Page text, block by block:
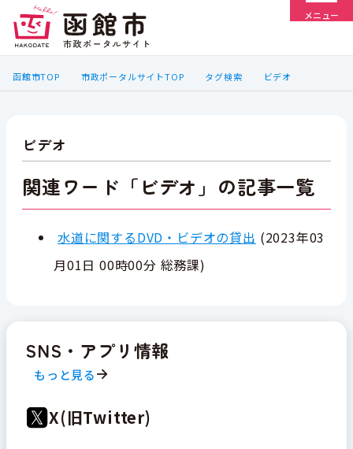
メニュー
函館市TOP 市政ポータルサイトTOP タグ検索 ビデオ
ビデオ
関連ワード「ビデオ」の記事一覧
水道に関するDVD・ビデオの貸出 (2023年03
月01日 00時00分 総務課)
SNS・アプリ情報
もっと見る
X(旧Twitter)